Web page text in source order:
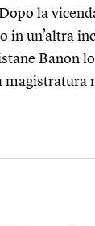
la
un’altra
Banon